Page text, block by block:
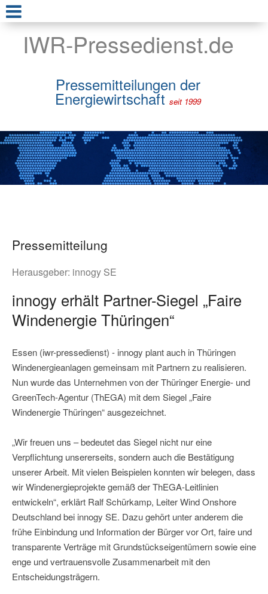
IWR-Pressedienst.de
Pressemitteilungen der
Energiewirtschaft seit 1999
Pressemitteilung
Herausgeber: innogy SE
innogy erhält Partner-Siegel „Faire
Windenergie Thüringen“
Essen (iwr-pressedienst) - innogy plant auch in Thüringen
Windenergieanlagen gemeinsam mit Partnern zu realisieren.
Nun wurde das Unternehmen von der Thüringer Energie- und
GreenTech-Agentur (ThEGA) mit dem Siegel „Faire
Windenergie Thüringen“ ausgezeichnet.
„Wir freuen uns – bedeutet das Siegel nicht nur eine
Verpflichtung unsererseits, sondern auch die Bestätigung
unserer Arbeit. Mit vielen Beispielen konnten wir belegen, dass
wir Windenergieprojekte gemäß der ThEGA-Leitlinien
entwickeln“, erklärt Ralf Schürkamp, Leiter Wind Onshore
Deutschland bei innogy SE. Dazu gehört unter anderem die
frühe Einbindung und Information der Bürger vor Ort, faire und
transparente Verträge mit Grundstückseigentümern sowie eine
enge und vertrauensvolle Zusammenarbeit mit den
Entscheidungsträgern.